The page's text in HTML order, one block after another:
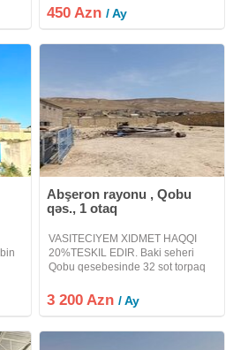
temirlidir gardrob otagi her bir
sheraiti var.4 sotdur heyeti
450 Azn/ Ay
Abşeron rayonu , Qobu
qəs., 1 otaq
VASITECIYEM XIDMET HAQQI
20%TESKIL EDIR. Baki seheri
Qobu qesebesinde 32 sot torpaq
200kvadratliq anbar var.Anbarin
qiymeti ayliqa daxil deyil.Isteye
3 200 Azn/ Ay